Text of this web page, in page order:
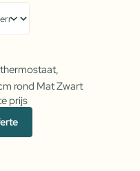
rond Mat Zwart
prijs